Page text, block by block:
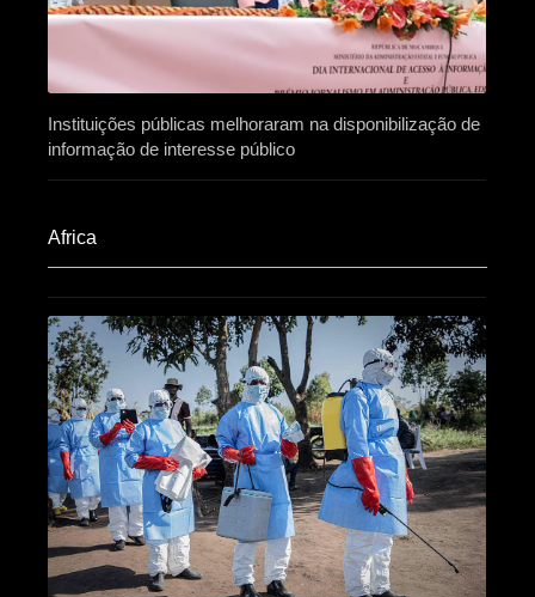
Instituições públicas melhoraram na disponibilização de
informação de interesse público
Africa​